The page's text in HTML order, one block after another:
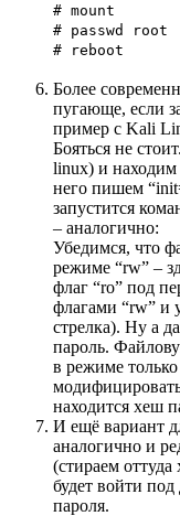
# mount
# passwd root
# reboot
Более
пугающе, если
пример с Kali
Бояться не
linux) и находим
него пишем
запустится
– аналогично:
Убедимся, что
режиме “rw” –
флаг “ro” под
флагами “rw” и
стрелка). Ну а
пароль.
в режиме
находится хеш
И ещё вариант
аналогично и
(стираем
будет войти
пароля.